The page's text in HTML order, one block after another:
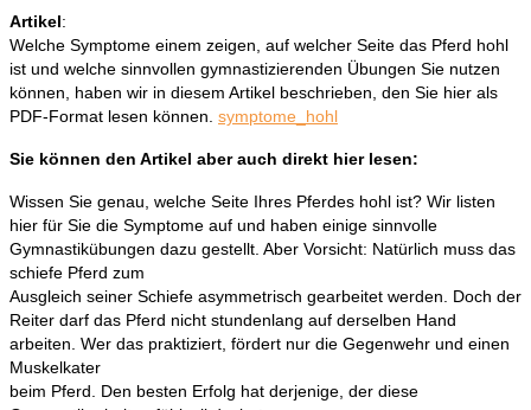
Artikel:
Welche Symptome einem zeigen, auf welcher Seite das Pferd hohl
ist und welche sinnvollen gymnastizierenden Übungen Sie nutzen
können, haben wir in diesem Artikel beschrieben, den Sie hier als
PDF-Format lesen können. symptome_hohl
Sie können den Artikel aber auch direkt hier lesen:
Wissen Sie genau, welche Seite Ihres Pferdes hohl ist? Wir listen
hier für Sie die Symptome auf und haben einige sinnvolle
Gymnastikübungen dazu gestellt. Aber Vorsicht: Natürlich muss das
schiefe Pferd zum
Ausgleich seiner Schiefe asymmetrisch gearbeitet werden. Doch der
Reiter darf das Pferd nicht stundenlang auf derselben Hand
arbeiten. Wer das praktiziert, fördert nur die Gegenwehr und einen
Muskelkater
beim Pferd. Den besten Erfolg hat derjenige, der diese